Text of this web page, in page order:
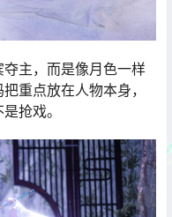
主，而是像月色一样
重点放在人物本身，
抢戏。